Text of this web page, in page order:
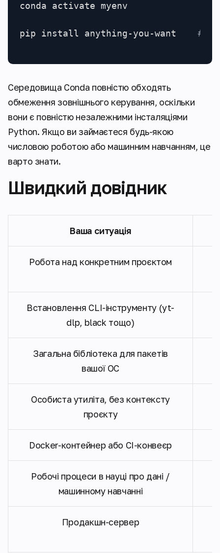
conda activate myenv
pip install anything-you-want #
Середовища Conda повністю обходять
обмеження зовнішнього керування, оскільки
вони є повністю незалежними інсталяціями
Python. Якщо ви займаєтеся будь-якою
числовою роботою або машинним навчанням, це
варто знати.
Швидкий довідник
Ваша ситуація
Робота над конкретним проєктом
Встановлення CLI-інструменту (yt-
dlp, black тощо)
Загальна бібліотека для пакетів
вашої ОС
Особиста утиліта, без контексту
проєкту
Docker-контейнер або CI-конвеєр
Робочі процеси в науці про дані /
машинному навчанні
Продакшн-сервер